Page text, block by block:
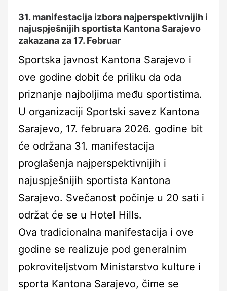
31. manifestacija izbora najperspektivnijih i
najuspješnijih sportista Kantona Sarajevo
zakazana za 17. Februar
Sportska javnost Kantona Sarajevo i
ove godine dobit će priliku da oda
priznanje najboljima među sportistima.
U organizaciji Sportski savez Kantona
Sarajevo, 17. februara 2026. godine bit
će održana 31. manifestacija
proglašenja najperspektivnijih i
najuspješnijih sportista Kantona
Sarajevo. Svečanost počinje u 20 sati i
održat će se u Hotel Hills.
Ova tradicionalna manifestacija i ove
godine se realizuje pod generalnim
pokroviteljstvom Ministarstvo kulture i
sporta Kantona Sarajevo, čime se